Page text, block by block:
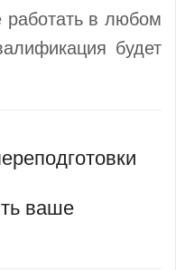
работать в любом
будет
ваше